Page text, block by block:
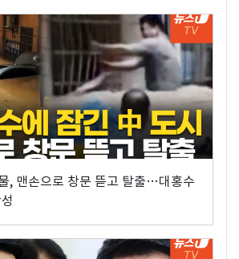
, 맨손으로 창문 뜯고 탈출…대홍수